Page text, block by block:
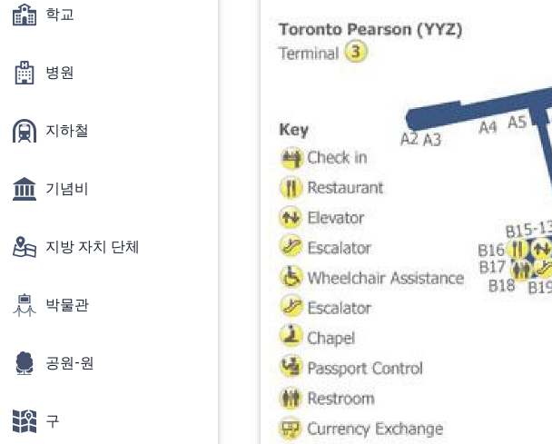
학교
병원
지하철
기념비
지방 자치 단체
박물관
공원-원
구